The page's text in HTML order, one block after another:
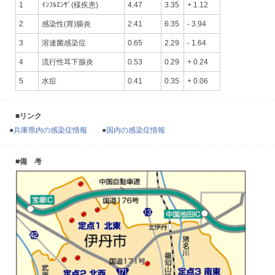
1 ｲﾝﾌﾙｴﾝｻﾞ(様疾患) 4.47 3.35 + 1.12
2 感染性(胃)腸炎 2.41 6.35 - 3.94
3 溶連菌感染症 0.65 2.29 - 1.64
4 流行性耳下腺炎 0.53 0.29 + 0.24
5 水痘 0.41 0.35 + 0.06
■リンク
●兵庫県内の感染症情報 ●国内の感染症情報
■備 考